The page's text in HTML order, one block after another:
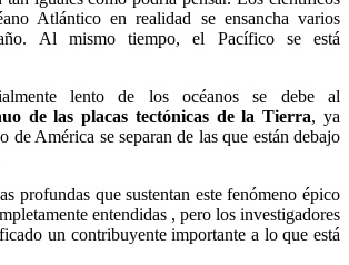
Atlántico en realidad se ensancha varios
Al mismo tiempo, el Pacífico se está
lento de los océanos se debe al
de las placas tectónicas de la Tierra, ya
de América se separan de las que están debajo
profundas que sustentan este fenómeno épico
entendidas , pero los investigadores
un contribuyente importante a lo que está